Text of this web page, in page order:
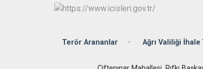
Terör Arananlar Ağrı Valiliği